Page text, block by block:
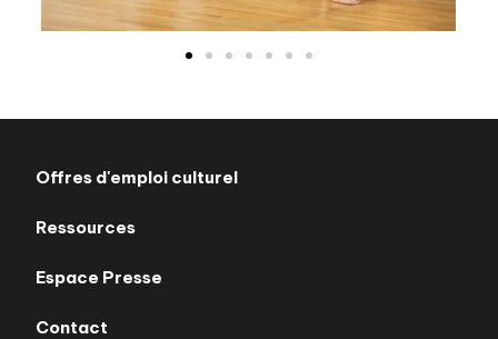
Offres d'emploi culturel
Ressources
Espace Presse
Contact